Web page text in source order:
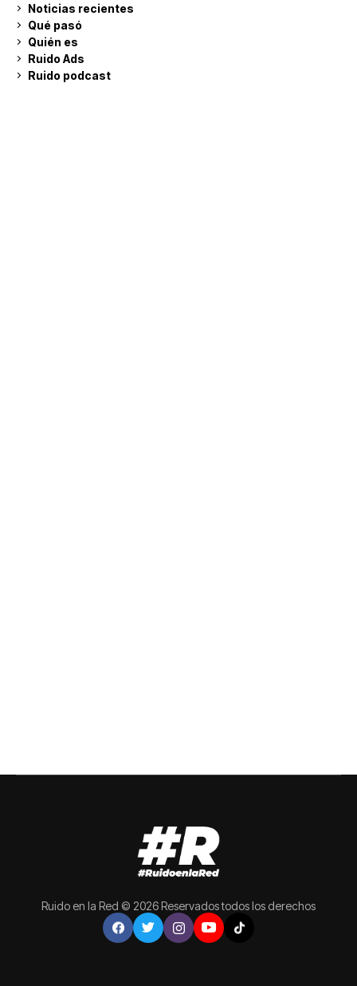
Noticias recientes
Qué pasó
Quién es
Ruido Ads
Ruido podcast
Ruido en la Red © 2026 Reservados todos los derechos